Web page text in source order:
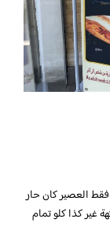
العصير كان حار
غير كذا كلو تمام